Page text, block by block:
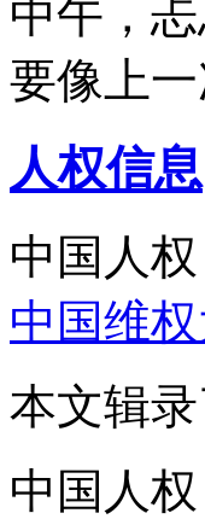
中午，
要像上
人权信息
中国人权
中国维
本文辑
中国人权